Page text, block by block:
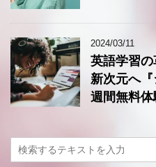
2024/03/11
英語学習
新次元へ
週間無料体